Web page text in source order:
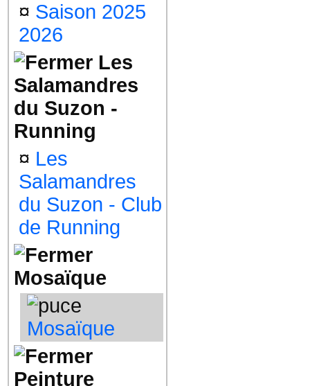
¤ Saison 2025
2026
Les
Salamandres
du Suzon -
Running
¤ Les
Salamandres
du Suzon - Club
de Running
Mosaïque
Mosaïque
Peinture